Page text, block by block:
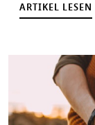
In…
ARTIKEL LESEN